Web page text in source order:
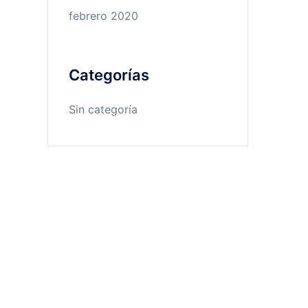
febrero 2020
Categorías
Sin categoría